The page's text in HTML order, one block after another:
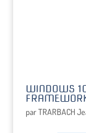
WINDOWS
parTRARBACH